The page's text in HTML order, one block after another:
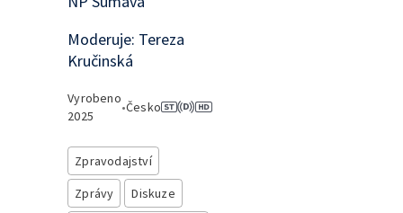
Moderuje: Tereza
Kručinská
Vyrobeno
2025
•Česko
Zpravodajství
Zprávy
Diskuze